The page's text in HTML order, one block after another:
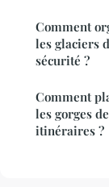
Comment
les glaciers
sécurité ?
Comment
les gorges
itinéraires ?